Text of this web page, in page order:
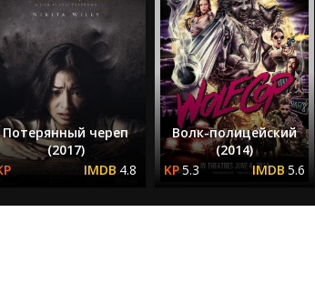
Потерянный череп
(2017)
4.8
Волк-полицейский
(2014)
5.3
5.6